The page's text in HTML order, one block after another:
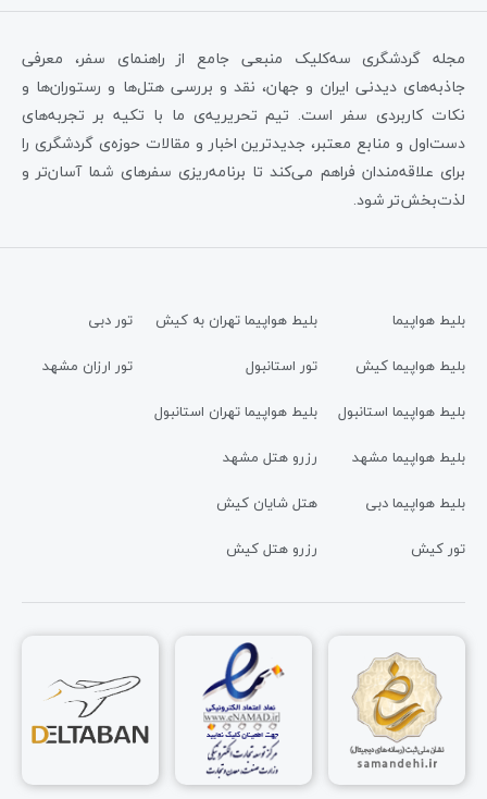
مجله گردشگری سه‌کلیک منبعی جامع از راهنمای سفر، معرفی
جاذبه‌های دیدنی ایران و جهان، نقد و بررسی هتل‌ها و رستوران‌ها و
نکات کاربردی سفر است. تیم تحریریه‌ی ما با تکیه بر تجربه‌های
دست‌اول و منابع معتبر، جدیدترین اخبار و مقالات حوزه‌ی گردشگری را
برای علاقه‌مندان فراهم می‌کند تا برنامه‌ریزی سفرهای شما آسان‌تر و
لذت‌بخش‌تر شود.
بلیط هواپیما
بلیط هواپیما کیش
بلیط هواپیما استانبول
بلیط هواپیما مشهد
بلیط هواپیما دبی
تور کیش
بلیط هواپیما تهران به کیش
تور استانبول
بلیط هواپیما تهران استانبول
رزرو هتل مشهد
هتل شایان کیش
رزرو هتل کیش
تور دبی
تور ارزان مشهد